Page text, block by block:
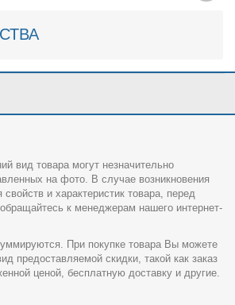
вид товара могут незначительно
на фото. В случае возникновения
и характеристик товара, перед
к менеджерам нашего интернет-
При покупке товара Вы можете
предоставляемой скидки, такой как заказ
ценой, бесплатную доставку и другие.